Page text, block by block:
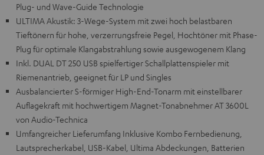
Plug- und Wave-Guide Technologie
ULTIMA Akustik: 3-Wege-System mit zwei hoch belastbaren
Tieftönern für hohe, verzerrungsfreie Pegel, Hochtöner mit Phase-
Plug für optimale Klangabstrahlung sowie ausgewogenem Klang
Inkl. DUAL DT 250 USB spielfertiger Schallplattenspieler mit
Riemenantrieb, geeignet für LP und Singles
Ausbalancierter S-förmiger High-End-Tonarm mit einstellbarer
Auflagekraft mit hochwertigem Magnet-Tonabnehmer AT 3600L
von Audio-Technica
Umfangreicher Lieferumfang Inklusive Kombo Fernbedienung,
Lautsprecherkabel, USB-Kabel, Ultima Abdeckungen, Batterien